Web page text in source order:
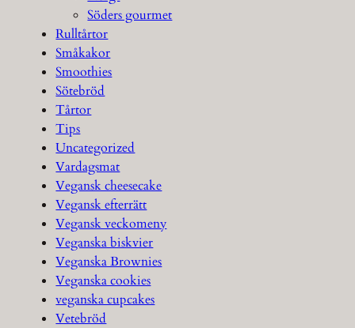
Söders gourmet
Rulltårtor
Småkakor
Smoothies
Sötebröd
Tårtor
Tips
Uncategorized
Vardagsmat
Vegansk cheesecake
Vegansk efterrätt
Vegansk veckomeny
Veganska biskvier
Veganska Brownies
Veganska cookies
veganska cupcakes
Vetebröd